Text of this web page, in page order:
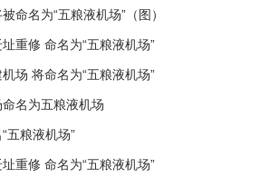
命名为“五粮液机场”（图）
重修 命名为“五粮液机场”
场 将命名为“五粮液机场”
名为五粮液机场
五粮液机场”
重修 命名为“五粮液机场”